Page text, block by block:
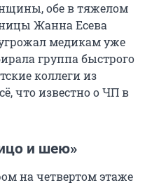
обе в тяжелом
Жанна Есева
медикам уже
группа быстрого
коллеги из
что известно о ЧП в
и шею»
на четвертом этаже